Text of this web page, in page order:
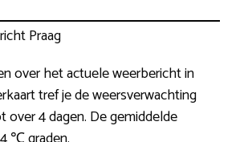
Praag
over het actuele weerbericht in
tref je de weersverwachting
over 4 dagen. De gemiddelde